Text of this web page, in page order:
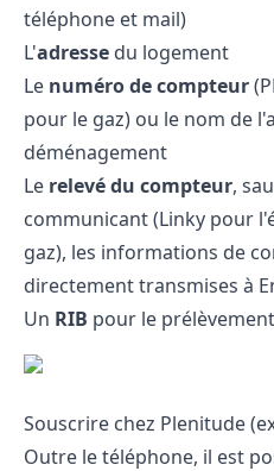
téléphone et mail)
L'adresse du logement
Le numéro de compteur
pour le gaz) ou le nom de
déménagement
Le relevé du compteur,
communicant (Linky pour
gaz), les informations de
directement transmises à
Un RIB pour le
Souscrire chez Plenitude
Outre le téléphone, il est